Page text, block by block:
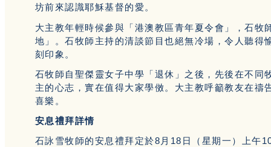
坊前來認識耶穌基督的愛。
大主教年輕時候參與「港澳教區青年夏令會」，石
地」。石牧師主持的清談節目也絕無冷場，令人聽
刻印象。
石牧師自聖傑靈女子中學「退休」之後，先後在不
主的心志，實在值得大家學傚。大主教呼籲教友在
喜樂。
安息禮拜詳情
石詠雪牧師的安息禮拜定於8月18日（星期一）上午